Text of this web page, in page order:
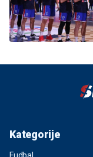
Kategorije